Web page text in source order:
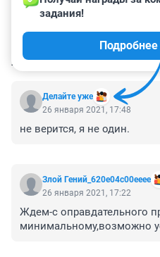
КОММЕНТАРИИ 11
Делайте уже
задания!
26 января 2021, 17:48
не верится, я не один.
Злой Гений_620e04c00eeee
26 января 2021, 17:22
Ждем-с оправдательного
минимальному,возможно